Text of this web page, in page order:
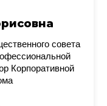
совета
Корпоративной